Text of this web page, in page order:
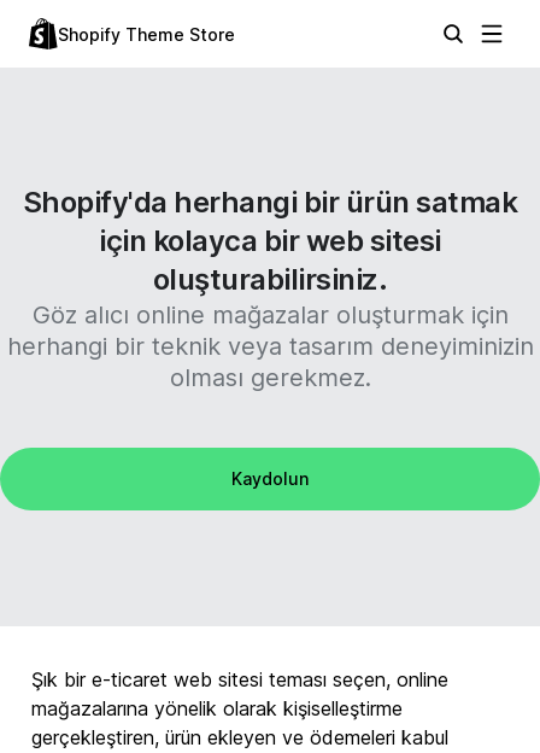
Shopify Theme Store
Shopify'da herhangi bir ürün satmak
için kolayca bir web sitesi
oluşturabilirsiniz.
Göz alıcı online mağazalar oluşturmak için
herhangi bir teknik veya tasarım deneyiminizin
olması gerekmez.
Kaydolun
Şık bir e-ticaret web sitesi teması seçen, online
mağazalarına yönelik olarak kişiselleştirme
gerçekleştiren, ürün ekleyen ve ödemeleri kabul